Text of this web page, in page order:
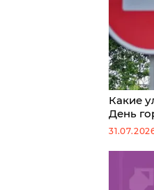
Какие
День